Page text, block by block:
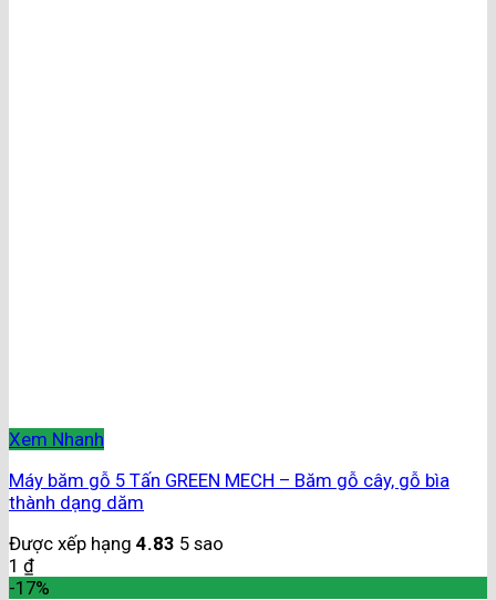
Xem Nhanh
Máy băm gỗ 5 Tấn GREEN MECH – Băm gỗ cây, gỗ bìa
thành dạng dăm
Được xếp hạng 4.83 5 sao
1 ₫
-17%